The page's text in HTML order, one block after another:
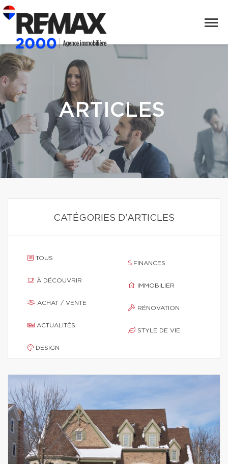
ARTICLES
CATÉGORIES D'ARTICLES
TOUS
À DÉCOUVRIR
ACHAT / VENTE
ACTUALITÉS
DESIGN
FINANCES
IMMOBILIER
RÉNOVATION
STYLE DE VIE